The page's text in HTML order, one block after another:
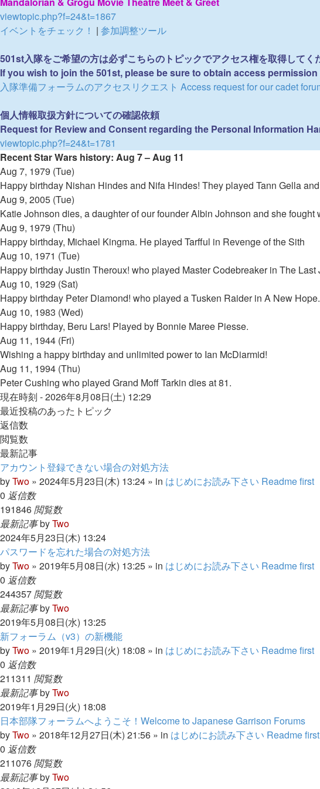
viewtopic.php?f=24&t=1867
イベントをチェック！ | 参加調整ツール
501st入隊をご希望の方は必ずこちらのトピックでアクセス権を取得してく
If you wish to join the 501st, please be sure to obtain access
入隊準備フォーラムのアクセスリクエスト Access request for our cadet
個人情報取扱方針についての確認依頼
Request for Review and Consent regarding the Personal Information
viewtopic.php?f=24&t=1781
Recent Star Wars history: Aug 7 – Aug 11
Aug 7, 1979 (Tue)
Happy birthday Nishan Hindes and Nifa Hindes! They played Tann Gella
Aug 9, 2005 (Tue)
Katie Johnson dies, a daughter of our founder Albin Johnson and she fought
Aug 9, 1979 (Thu)
Happy birthday, Michael Kingma. He played Tarfful in Revenge of the Sith
Aug 10, 1971 (Tue)
Happy birthday Justin Theroux! who played Master Codebreaker in The Last
Aug 10, 1929 (Sat)
Happy birthday Peter Diamond! who played a Tusken Raider in A New Hope.
Aug 10, 1983 (Wed)
Happy birthday, Beru Lars! Played by Bonnie Maree Piesse.
Aug 11, 1944 (Fri)
Wishing a happy birthday and unlimited power to Ian McDiarmid!
Aug 11, 1994 (Thu)
Peter Cushing who played Grand Moff Tarkin dies at 81.
現在時刻 - 2026年8月08日(土) 12:29
最近投稿のあったトピック
返信数
閲覧数
最新記事
アカウント登録できない場合の対処方法
byTwo » 2024年5月23日(木) 13:24 » in はじめにお読み下さい Readme first
0 返信数
191846閲覧数
最新記事byTwo
2024年5月23日(木) 13:24
パスワードを忘れた場合の対処方法
byTwo » 2019年5月08日(水) 13:25 » in はじめにお読み下さい Readme first
0 返信数
244357閲覧数
最新記事byTwo
2019年5月08日(水) 13:25
新フォーラム（v3）の新機能
byTwo » 2019年1月29日(火) 18:08 » in はじめにお読み下さい Readme first
0 返信数
211311 閲覧数
最新記事byTwo
2019年1月29日(火) 18:08
日本部隊フォーラムへようこそ！Welcome to Japanese Garrison Forums
byTwo » 2018年12月27日(木) 21:56 » in はじめにお読み下さい Readme first
0 返信数
211076閲覧数
最新記事byTwo